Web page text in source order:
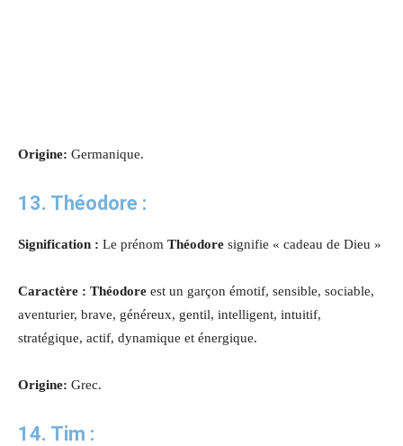
Origine: Germanique.
13. Théodore :
Signification : Le prénom Théodore signifie « cadeau de Dieu »
Caractère : Théodore est un garçon émotif, sensible, sociable,
aventurier, brave, généreux, gentil, intelligent, intuitif,
stratégique, actif, dynamique et énergique.
Origine: Grec.
14. Tim :